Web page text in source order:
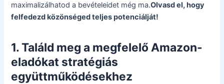
maximalizálhatod a bevételeidet még ma.Olvasd el, hogy
felfedezd közönséged teljes potenciálját!
1. Találd meg a megfelelő Amazon-
eladókat stratégiás
együttműködésekhez